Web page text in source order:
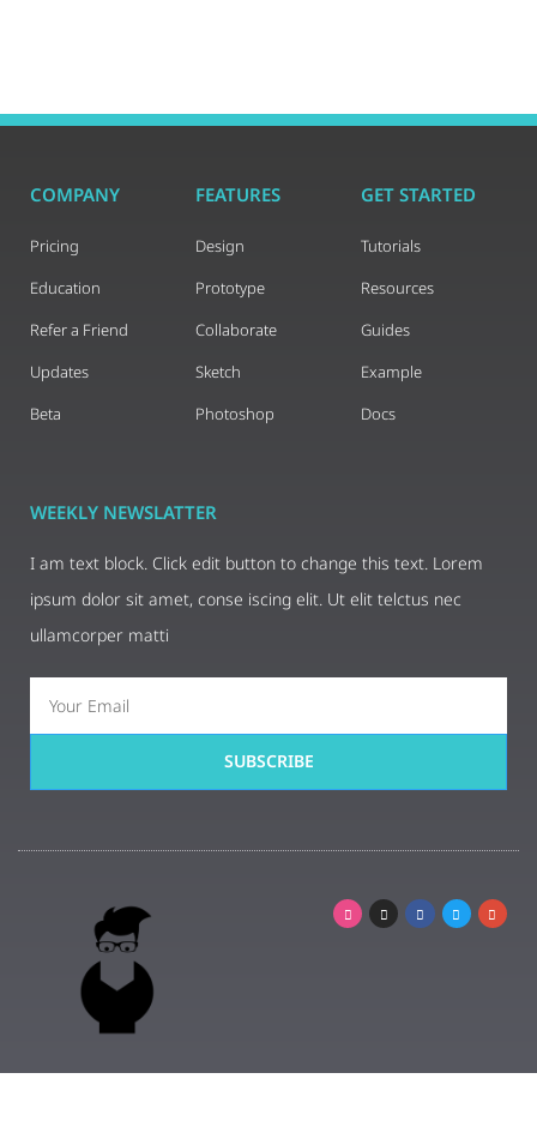
COMPANY
Pricing
Education
Refer a Friend
Updates
Beta
FEATURES
Design
Prototype
Collaborate
Sketch
Photoshop
GET STARTED
Tutorials
Resources
Guides
Example
Docs
WEEKLY NEWSLATTER
I am text block. Click edit button to change this text. Lorem
ipsum dolor sit amet, conse iscing elit. Ut elit telctus nec
ullamcorper matti
SUBSCRIBE